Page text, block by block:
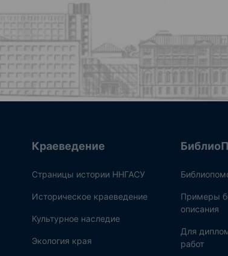
Краеведение
Страницы истории ННГАСУ
Историческое краеведение
Культурное наследие
Экология края
Примеры
описания
Для
работ